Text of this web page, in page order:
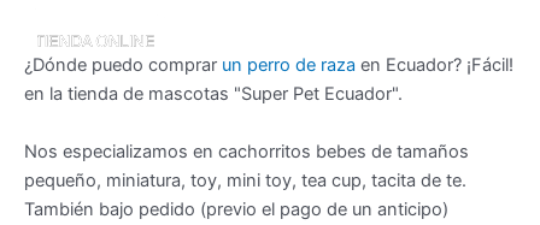
¿Dónde puedo comprar un perro de raza en Ecuador? ¡Fácil!
en la tienda de mascotas "Super Pet Ecuador".
Nos especializamos en cachorritos bebes de tamaños
pequeño, miniatura, toy, mini toy, tea cup, tacita de te.
También bajo pedido (previo el pago de un anticipo)